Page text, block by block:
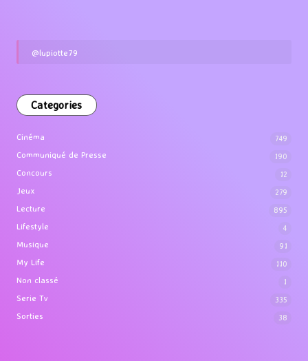
@lupiotte79
Categories
Cinéma 749
Communiqué de Presse 190
Concours 12
Jeux 279
Lecture 895
Lifestyle 4
Musique 91
My Life 110
Non classé 1
Serie Tv 335
Sorties 38